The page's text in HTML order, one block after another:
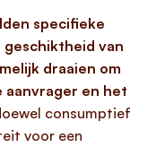
specifieke
van
draaien om
aanvrager en het
consumptief
voor een